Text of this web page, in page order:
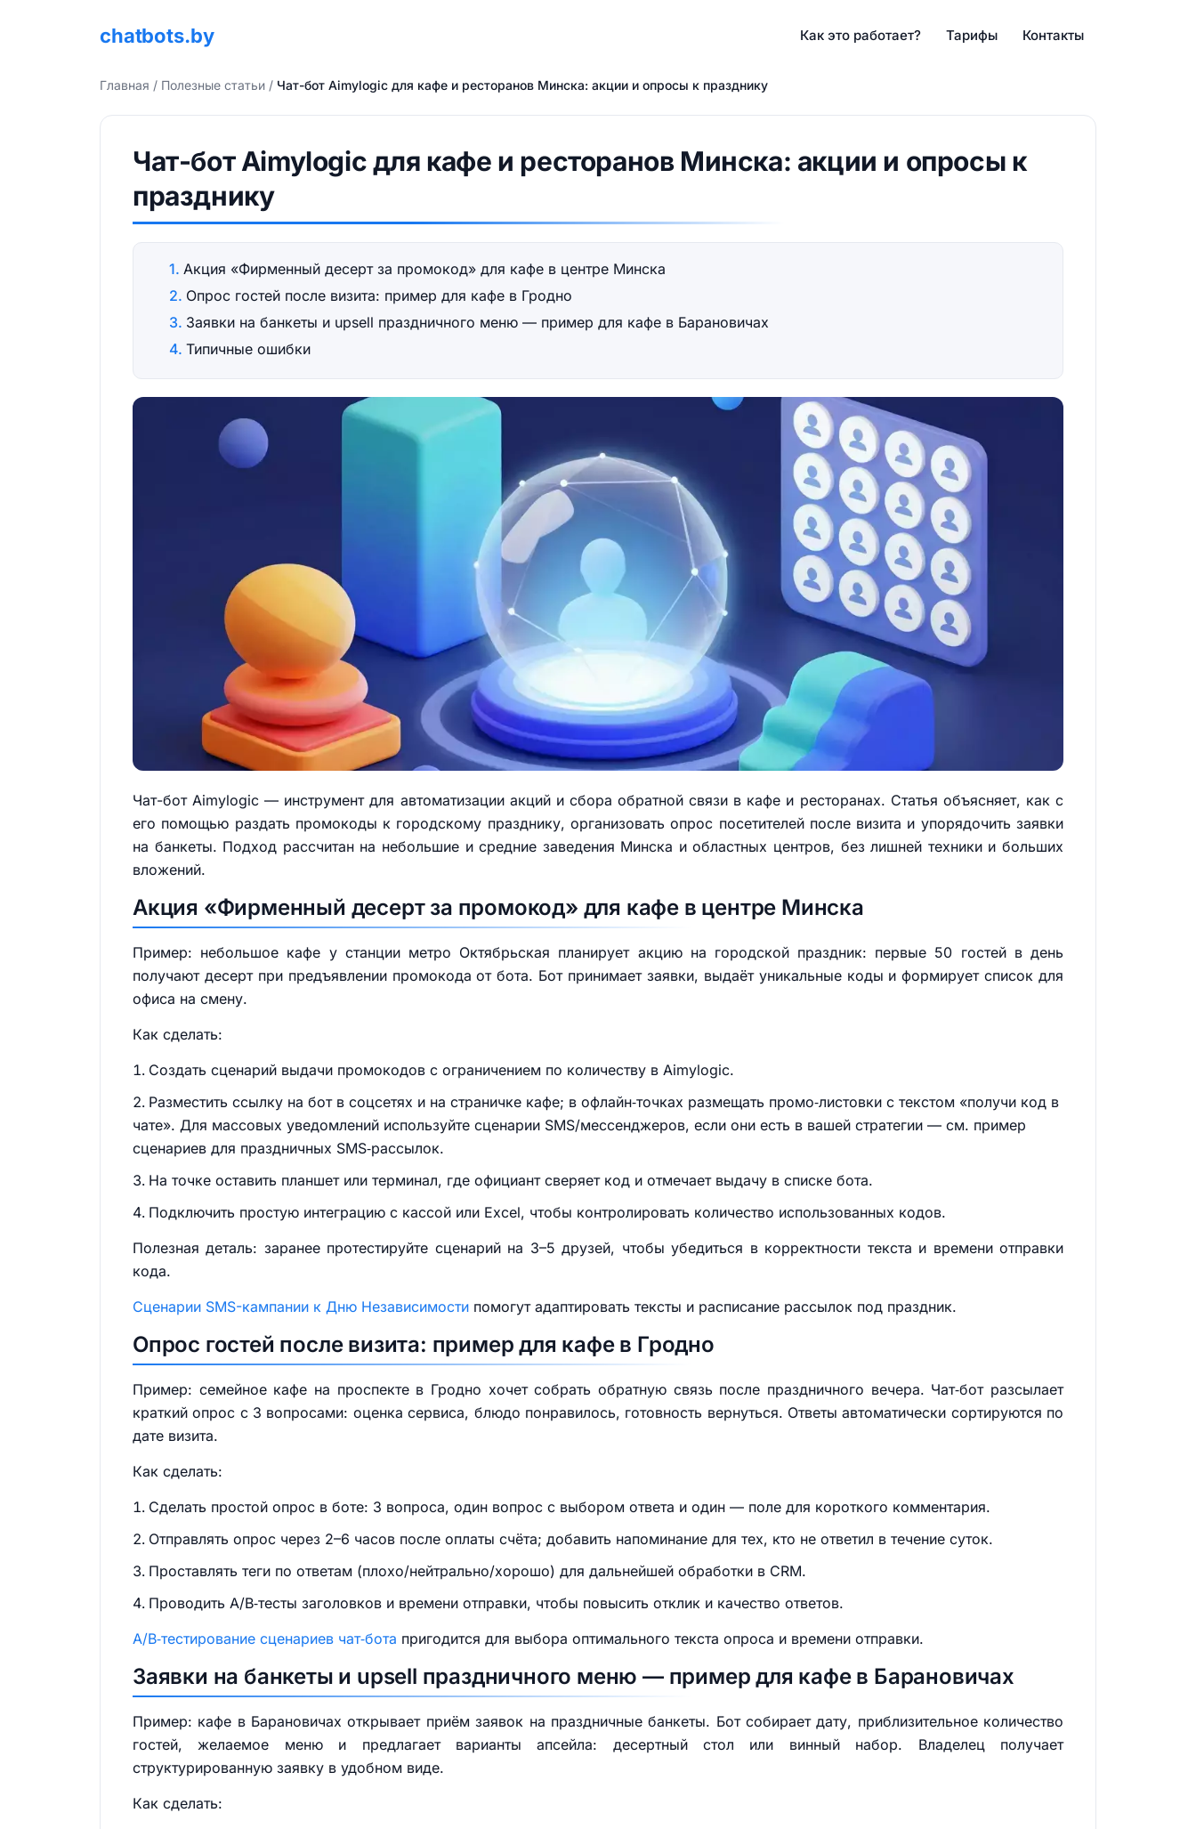
chatbots.by Как это работает? Тарифы Контакты
Главная / Полезные статьи / Чат-бот Aimylogic для кафе и ресторанов Минска: акции и опросы к празднику
Чат-бот Aimylogic для кафе и ресторанов Минска: акции и опросы к
празднику
Акция «Фирменный десерт за промокод» для кафе в центре Минска
Опрос гостей после визита: пример для кафе в Гродно
Заявки на банкеты и upsell праздничного меню — пример для кафе в Барановичах
Типичные ошибки
Чат-бот Aimylogic — инструмент для автоматизации акций и сбора обратной связи в кафе и ресторанах. Статья объясняет, как с
его помощью раздать промокоды к городскому празднику, организовать опрос посетителей после визита и упорядочить заявки
на банкеты. Подход рассчитан на небольшие и средние заведения Минска и областных центров, без лишней техники и больших
вложений.
Акция «Фирменный десерт за промокод» для кафе в центре Минска
Пример: небольшое кафе у станции метро Октябрьская планирует акцию на городской праздник: первые 50 гостей в день
получают десерт при предъявлении промокода от бота. Бот принимает заявки, выдаёт уникальные коды и формирует список для
офиса на смену.
Как сделать:
Создать сценарий выдачи промокодов с ограничением по количеству в Aimylogic.
Разместить ссылку на бот в соцсетях и на страничке кафе; в офлайн‑точках размещать промо‑листовки с текстом «получи код в
чате». Для массовых уведомлений используйте сценарии SMS/мессенджеров, если они есть в вашей стратегии — см. пример
сценариев для праздничных SMS‑рассылок.
На точке оставить планшет или терминал, где официант сверяет код и отмечает выдачу в списке бота.
Подключить простую интеграцию с кассой или Excel, чтобы контролировать количество использованных кодов.
Полезная деталь: заранее протестируйте сценарий на 3–5 друзей, чтобы убедиться в корректности текста и времени отправки
кода.
Сценарии SMS-кампании к Дню Независимости помогут адаптировать тексты и расписание рассылок под праздник.
Опрос гостей после визита: пример для кафе в Гродно
Пример: семейное кафе на проспекте в Гродно хочет собрать обратную связь после праздничного вечера. Чат‑бот разсылает
краткий опрос с 3 вопросами: оценка сервиса, блюдо понравилось, готовность вернуться. Ответы автоматически сортируются по
дате визита.
Как сделать:
Сделать простой опрос в боте: 3 вопроса, один вопрос с выбором ответа и один — поле для короткого комментария.
Отправлять опрос через 2–6 часов после оплаты счёта; добавить напоминание для тех, кто не ответил в течение суток.
Проставлять теги по ответам (плохо/нейтрально/хорошо) для дальнейшей обработки в CRM.
Проводить A/B‑тесты заголовков и времени отправки, чтобы повысить отклик и качество ответов.
A/B‑тестирование сценариев чат‑бота пригодится для выбора оптимального текста опроса и времени отправки.
Заявки на банкеты и upsell праздничного меню — пример для кафе в Барановичах
Пример: кафе в Барановичах открывает приём заявок на праздничные банкеты. Бот собирает дату, приблизительное количество
гостей, желаемое меню и предлагает варианты апсейла: десертный стол или винный набор. Владелец получает
структурированную заявку в удобном виде.
Как сделать: